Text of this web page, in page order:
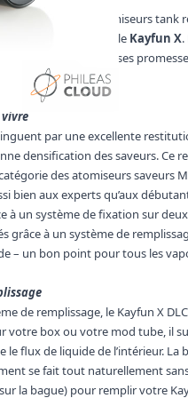
et la fabrication d’atomiseurs
un tout nouvel opus : le Kayfun X.
ce Kayfun X tient ses
saveurs.
par une excellente
densification des saveurs. Ce
des atomiseurs saveurs
bien aux experts qu’aux
à un système de fixation sur
grâce à un système de
– un bon point pour tous les
de remplissage, le Kayfun X
votre box ou votre mod tube, il
le flux de liquide de l’intérieur.
se fait tout naturellement
la bague) pour remplir votre